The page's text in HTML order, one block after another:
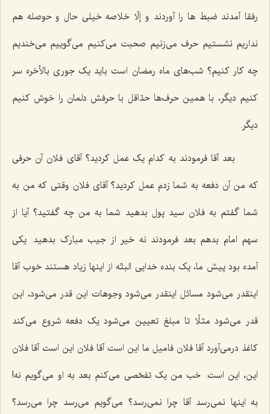
رفقا آمدند ضبط ها را آوردند و إلّا خلاصه خیلی حال و حوصله هم
نداریم نشستیم حرف می‌زنیم صحبت می‌کنیم می‌گوییم می‌خندیم
چه کار کنیم؟ شب‌های ماه رمضان است باید یک جوری بالأخره سر
کنیم دیگر، با همین حرف‌ها حدّاقل با حرفش دلمان را خوش کنیم
دیگر.
بعد آقا فرمودند به کدام یک عمل کردید؟ آقای فلان آن حرفی
که من آن دفعه به شما زدم عمل کردید؟ آقای فلان وقتی که من به
شما گفتم به فلان سید پول بدهید شما به من چه گفتید؟ آیا از
سهم امام بدهم بعد فرمودند نه خیر از جیب مبارک بدهید. یکی
آمده بود پیش ما، یک بنده خدایی البتّه از اینها زیاد هستند خوب آقا
اینقدر می‌شود مسائل اینقدر می‌شود وجوهات این قدر می‌شود، این
قدر می‌شود مثلًا تا مبلغ تعیین می‌شود یک دفعه شروع می‌کند
کاغذ درمی‌آورد آقا فلان فامیل ما این است آقا فلان این است آقا فلان
این، این است. خب من یک تفحّصی می‌کنم بعد به او می‌گویم نه!
به اینها نمی‌رسد آقا چرا نمی‌رسد؟ می‌گویم می‌رسد چرا می‌رسد؟